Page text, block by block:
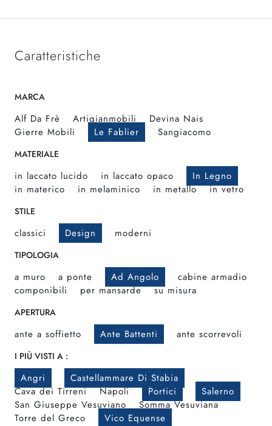
Caratteristiche
MARCA
Alf Da Frè Artigianmobili
Devina Nais
Gierre Mobili
Le Fablier Sangiacomo
MATERIALE
in laccato lucido in laccato opaco
In Legno
in materico
in melaminico in metallo in vetro
STILE
classici Design moderni
TIPOLOGIA
a muro a ponte Ad Angolo
cabine armadio
componibili
per mansarde su misura
APERTURA
ante a soffietto Ante Battenti ante scorrevoli
I PIÙ VISTI A :
Angri
Castellammare Di Stabia
Cava dei Tirreni
Napoli Portici
Salerno
San Giuseppe Vesuviano
Somma Vesuviana
Torre del Greco
Vico Equense